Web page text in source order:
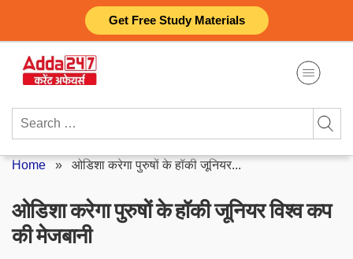
Get Free Study Materials
content
Search
Home » ओडिशा करेगा पुरुषों के हॉकी जूनियर...
ओडिशा करेगा पुरुषों के हॉकी जूनियर विश्व कप
की मेजबानी